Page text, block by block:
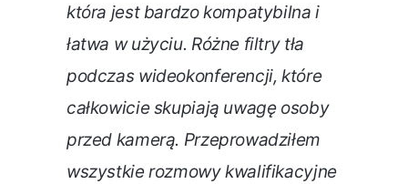
która jest bardzo kompatybilna i
łatwa w użyciu. Różne filtry tła
podczas wideokonferencji, które
całkowicie skupiają uwagę osoby
przed kamerą. Przeprowadziłem
wszystkie rozmowy kwalifikacyjne